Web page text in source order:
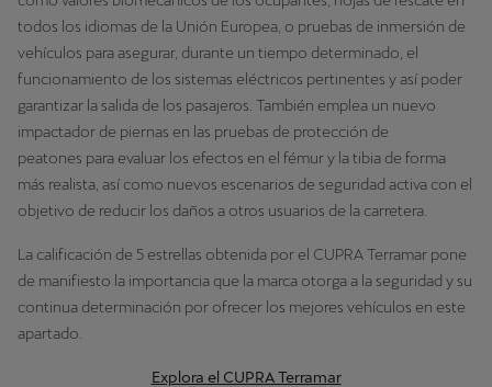
todos los idiomas de la Unión Europea, o pruebas de inmersión de
vehículos para asegurar, durante un tiempo determinado, el
funcionamiento de los sistemas eléctricos pertinentes y así poder
garantizar la salida de los pasajeros. También emplea un nuevo
impactador de piernas en las pruebas de protección de
peatones para evaluar los efectos en el fémur y la tibia de forma
más realista, así como nuevos escenarios de seguridad activa con el
objetivo de reducir los daños a otros usuarios de la carretera.
La calificación de 5 estrellas obtenida por el CUPRA Terramar pone
de manifiesto la importancia que la marca otorga a la seguridad y su
continua determinación por ofrecer los mejores vehículos en este
apartado.
Explora el CUPRA Terramar